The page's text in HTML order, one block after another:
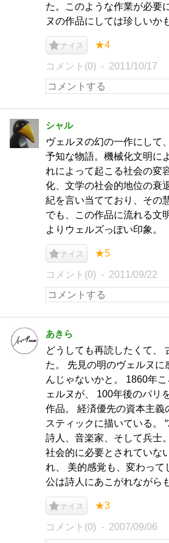
た。このような作業が必要
ヌの作品にしては珍しいか
ナイス ★4
コメント(0) 2011/10/17
シャル
ヴェルヌの幻の一作にして
予知な物語。機械化文明に
れによって起こる社会の変
化、文学の社会的地位の衰
紀を言い当てており、その
でも、この作品に流れる文
よりウェルズっぽい印象。
ナイス ★5
コメント(0) 2011/09/22
あきら
どうしても再読したくて、
た。 先見の明のヴェルヌに
んじゃないかと。 1860年
ェルヌが、 100年後のパリ
作品。 経済優先の資本主義
スティックに描いている。
詩人、音楽家、そして兵士
社会的に必要とされていな
れ、 美的感覚も、変わって
公は詩人にあこがれながら
ナイス ★3
コメント(0) 2007/09/06